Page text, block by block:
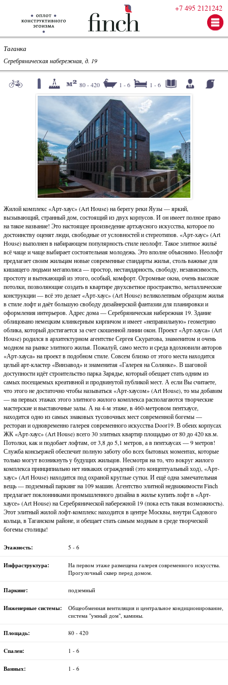
+7 495 2121242
Таганка
Серебряническая набережная, д. 19
80 - 420 1 - 6 1 - 6
Жилой комплекс «Арт-хаус» (Art House) на берегу реки Яузы — яркий,
вызывающий, странный дом, состоящий из двух корпусов. И он имеет полное право
на такое название! Это настоящее произведение артхаусного искусства, которое по
достоинству оценят люди, свободные от условностей и стереотипов. «Арт-хаус» (Art
House) выполнен в набирающем популярность стиле неолофт. Такое элитное жильё
всё чаще и чаще выбирает состоятельная молодежь. Это вполне объяснимо. Неолофт
предлагает своим жильцам новые современные стандарты жилья, столь важные для
кишащего людьми мегаполиса — простор, нестандарность, свободу, независимость,
простоту и вытекающий из этого, особый, комфорт. Огромные окна, очень высокие
потолки, позволяющие создать в квартире двухсветное пространство, металлические
конструкции — всё это делает «Арт-хаус» (Art House) великолепным образцом жилья
в стиле лофт и даёт большую свободу дизайнерской фантазии для планировки и
оформления интерьеров. Адрес дома — Серебряническая набережная 19. Здание
облицовано немецким клинкерным кирпичом и имеет «неправильную» геометрию
облика, который достигается за счет скошенной линии окон. Проект «Арт-хауса» (Art
House) родился в архитектурном агентстве Сергея Скуратова, знаменитом и очень
модном на рынке элитного жилья. Пожалуй, само место и среда вдохновили авторов
«Арт-хауса» на проект в подобном стиле. Совсем близко от этого места находится
целый арт-кластер «Винзавод» и знаменитая «Галерея на Солянке». В шаговой
доступности идёт строительство парка Зарядье, который обещает стать одним из
самых посещаемых креативной и продвинутой публикой мест. А если Вы считаете,
что этого не достаточно чтобы называться «Арт-хаусом» (Art House), то мы добавим
— на первых этажах этого элитного жилого комплекса располагаются творческие
мастерские и выставочные залы. А на 4-м этаже, в 460-метровом пентхаусе,
находится одно из самых знаковых тусовочных мест современной богемы —
ресторан и одновременно галерея современного искусства Door19. В обеих корпусах
ЖК «Арт-хаус» (Art House) всего 30 элитных квартир площадью от 80 до 420 кв.м.
Потолки, как и подобает лофтам, от 3,8 до 5,1 метров, а в пентхаусах — 9 метров!
Служба консьержей обеспечит полную заботу обо всех бытовых моментах, которые
только могут возникнуть у будущих жильцов. Несмотря на то, что вокруг жилого
комплекса принципиально нет никаких ограждений (это концептуальный ход), «Арт-
хаус» (Art House) находится под охраной круглые сутки. И ещё одна замечательная
вещь — подземный паркинг на 109 машин. Агентство элитной недвижимости Finch
предлагает поклонниками промышленного дизайна в жилье купить лофт в «Арт-
хаусе» (Art House) на Серебрянической набережной 19 (пока есть такая возможность).
Этот элитный жилой лофт-комплекс находится в центре Москвы, внутри Садового
кольца, в Таганском районе, и обещает стать самым модным в среде творческой
богемы столицы!
Этажность: 5 - 6
Инфраструктура:
На первом этаже размещена галерея современного искусства.
Прогулочный сквер перед домом.
Паркинг: подземный
Инженерные системы:
Общеобменная вентиляция и центральное кондиционирование,
система "умный дом", камины.
Площадь: 80 - 420
Cпален: 1 - 6
Ванных: 1 - 6